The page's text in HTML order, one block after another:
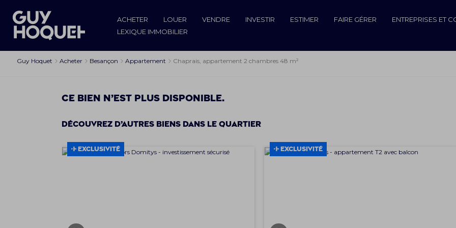
ACHETER LOUER VENDRE INVESTIR ESTIMER FAIRE GÉRER
ENTREPRISES ET
LEXIQUE IMMOBILIER
Guy Hoquet Acheter Besançon Appartement Chaprais, appartement 2 chambres 48 m²
Ce bien n’est plus disponible.
Découvrez d’autres biens dans le quartier
EXCLUSIVITÉ EXCLUSIVITÉ